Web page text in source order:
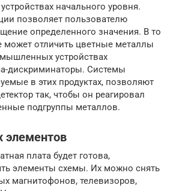
начального уровня.
позволяет пользователю
определенного значения. В то
может отличить цветные металлы
устройствах
дискриминаторы. Системы
в этих продуктах, позволяют
так, чтобы он реагировал
подгруппы металлов.
элементов
плата будет готова,
элементы схемы. Их можно снять
магнитофонов, телевизоров,